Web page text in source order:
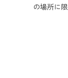
の場所に